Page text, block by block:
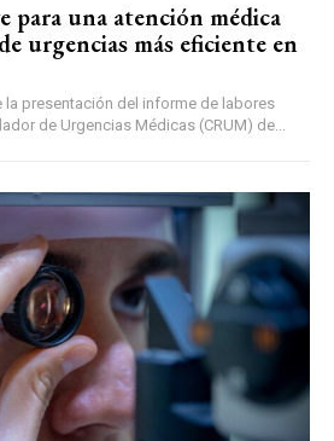
para una atención médica
urgencias más eficiente en
la presentación del informe de labores
de Urgencias Médicas (CRUM) de...